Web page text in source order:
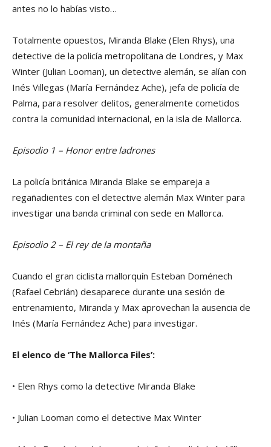
antes no lo habías visto…
Totalmente opuestos, Miranda Blake (Elen Rhys), una
detective de la policía metropolitana de Londres, y Max
Winter (Julian Looman), un detective alemán, se alían con
Inés Villegas (María Fernández Ache), jefa de policía de
Palma, para resolver delitos, generalmente cometidos
contra la comunidad internacional, en la isla de Mallorca.
Episodio 1 – Honor entre ladrones
La policía británica Miranda Blake se empareja a
regañadientes con el detective alemán Max Winter para
investigar una banda criminal con sede en Mallorca.
Episodio 2 – El rey de la montaña
Cuando el gran ciclista mallorquín Esteban Doménech
(Rafael Cebrián) desaparece durante una sesión de
entrenamiento, Miranda y Max aprovechan la ausencia de
Inés (María Fernández Ache) para investigar.
El elenco de ‘The Mallorca Files’:
• Elen Rhys como la detective Miranda Blake
• Julian Looman como el detective Max Winter